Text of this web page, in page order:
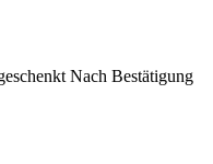
Nach Bestätigung